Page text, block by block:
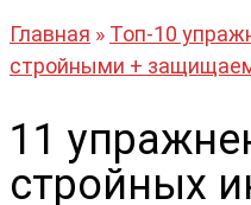
Главная » Топ-10
стройными +
11
стройных